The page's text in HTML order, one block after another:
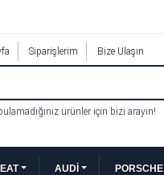
Siparişlerim Bize Ulaşın
ürünler için bizi arayın!
AUDİ PORSCHE